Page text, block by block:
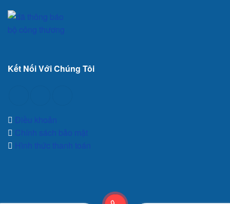
Kết Nối Với Chúng Tôi
Điều khoản
Chính sách bảo mật
Hình thức thanh toán